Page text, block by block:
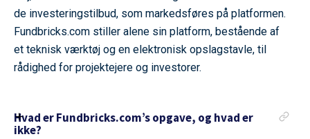
de investeringstilbud, som markedsføres på platformen.
Fundbricks.com stiller alene sin platform, bestående af
et teknisk værktøj og en elektronisk opslagstavle, til
rådighed for projektejere og investorer.
Hvad er Fundbricks.com’s opgave, og hvad er
ikke?